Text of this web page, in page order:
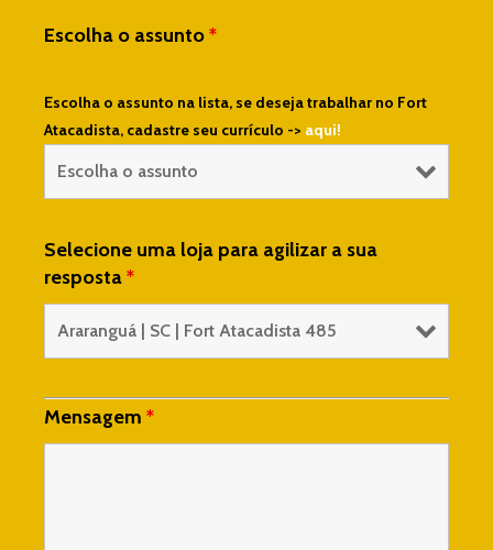
Escolha o assunto*
Escolha o assunto na lista, se deseja trabalhar no Fort
Atacadista, cadastre seu currículo -> aqui!
Selecione uma loja para agilizar a sua
resposta*
Mensagem *